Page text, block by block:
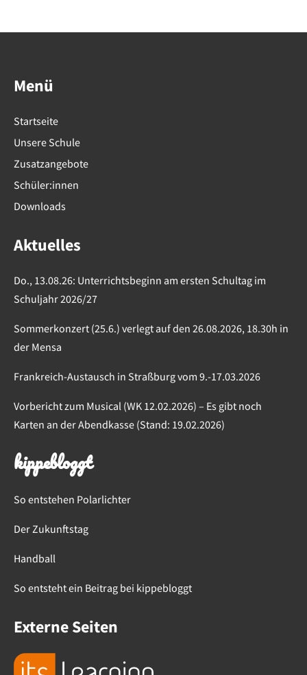
Menü
Startseite
Unsere Schule
Zusatzangebote
Schüler:innen
Downloads
Aktuelles
Do., 13.08.26: Unterrichtsbeginn am ersten Schultag im
Schuljahr 2026/27
Sommerkonzert (25.6.) verlegt auf den 26.08.2026, 18.30h in
der Mensa
Frankreich-Austausch in Straßburg vom 9.-17.03.2026
Vorbericht zum Musical (WK 12.02.2026) – Es gibt noch
Karten an der Abendkasse (Stand: 19.02.2026)
kippebloggt
So entstehen Polarlichter
Der Zukunftstag
Handball
So entsteht ein Beitrag bei kippebloggt
Externe Seiten